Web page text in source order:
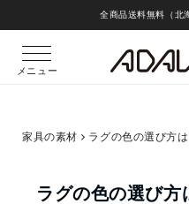
全商品送料無料（北
メニュー
家具の素材
ラグの色の選び方